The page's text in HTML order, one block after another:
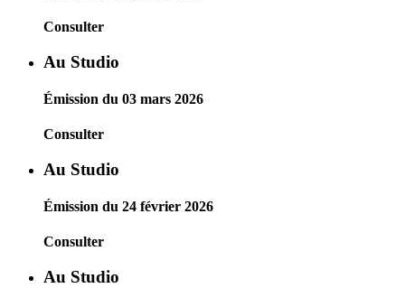
Consulter
Au Studio
Émission du 03 mars 2026
Consulter
Au Studio
Émission du 24 février 2026
Consulter
Au Studio